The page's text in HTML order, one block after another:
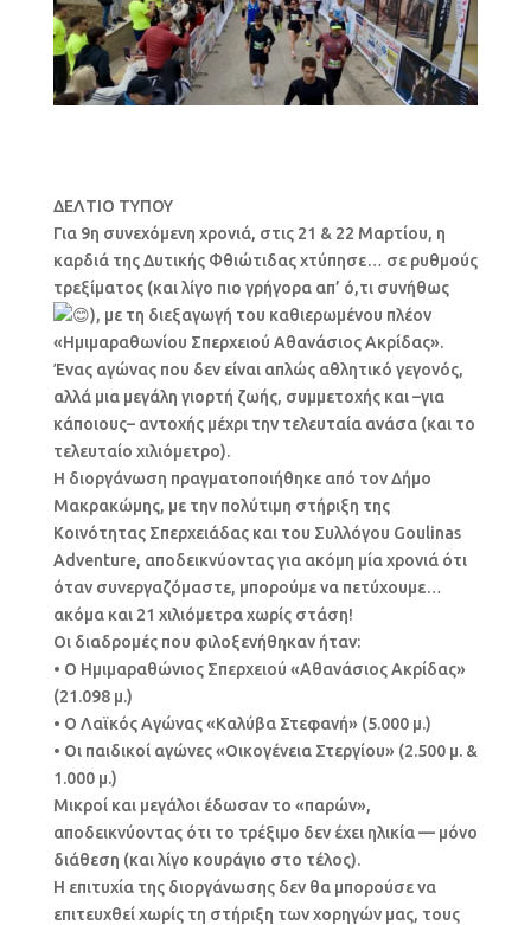
ΔΕΛΤΙΟ ΤΥΠΟΥ
Για 9η συνεχόμενη χρονιά, στις 21 & 22 Μαρτίου, η
καρδιά της Δυτικής Φθιώτιδας χτύπησε… σε ρυθμούς
τρεξίματος (και λίγο πιο γρήγορα απ’ ό,τι συνήθως
), με τη διεξαγωγή του καθιερωμένου πλέον
«Ημιμαραθωνίου Σπερχειού Αθανάσιος Ακρίδας».
Ένας αγώνας που δεν είναι απλώς αθλητικό γεγονός,
αλλά μια μεγάλη γιορτή ζωής, συμμετοχής και –για
κάποιους– αντοχής μέχρι την τελευταία ανάσα (και το
τελευταίο χιλιόμετρο).
Η διοργάνωση πραγματοποιήθηκε από τον Δήμο
Μακρακώμης, με την πολύτιμη στήριξη της
Κοινότητας Σπερχειάδας και του Συλλόγου Goulinas
Adventure, αποδεικνύοντας για ακόμη μία χρονιά ότι
όταν συνεργαζόμαστε, μπορούμε να πετύχουμε…
ακόμα και 21 χιλιόμετρα χωρίς στάση!
Οι διαδρομές που φιλοξενήθηκαν ήταν:
• Ο Ημιμαραθώνιος Σπερχειού «Αθανάσιος Ακρίδας»
(21.098 μ.)
• Ο Λαϊκός Αγώνας «Καλύβα Στεφανή» (5.000 μ.)
• Οι παιδικοί αγώνες «Οικογένεια Στεργίου» (2.500 μ. &
1.000 μ.)
Μικροί και μεγάλοι έδωσαν το «παρών»,
αποδεικνύοντας ότι το τρέξιμο δεν έχει ηλικία — μόνο
διάθεση (και λίγο κουράγιο στο τέλος).
Η επιτυχία της διοργάνωσης δεν θα μπορούσε να
επιτευχθεί χωρίς τη στήριξη των χορηγών μας, τους